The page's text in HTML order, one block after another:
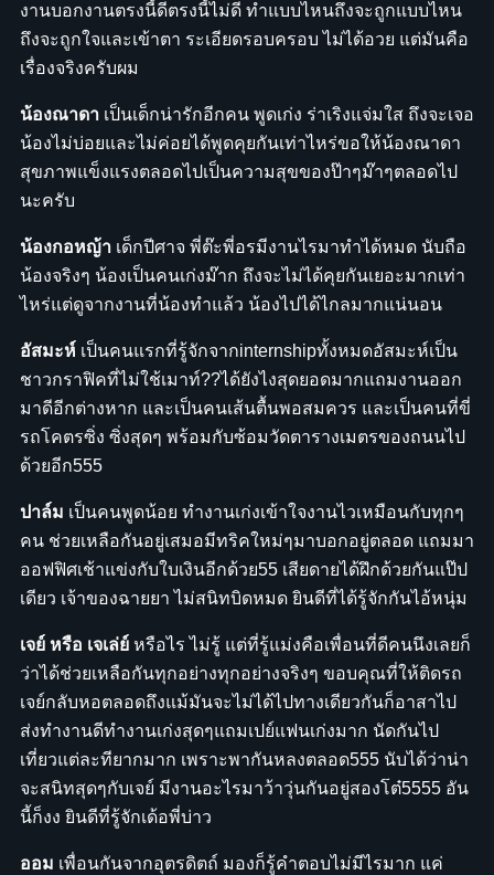
งานบอกงานตรงนี้ดีตรงนี้ไม่ดี ทำแบบไหนถึงจะถูกแบบไหน
ถึงจะถูกใจและเข้าตา ระเอียดรอบครอบ ไม่ได้อวย แต่มันคือ
เรื่องจริงครับผม
น้องณาดา เป็นเด็กน่ารักอีกคน พูดเก่ง ร่าเริงแจ่มใส ถึงจะเจอ
น้องไม่บ่อยและไม่ค่อยได้พูดคุยกันเท่าไหร่ขอให้น้องณาดา
สุขภาพแข็งแรงตลอดไปเป็นความสุขของป๊าๆม๊าๆตลอดไป
นะครับ
น้องกอหญ้า เด็กปีศาจ พี่ต๊ะพี่อรมีงานไรมาทำได้หมด นับถือ
น้องจริงๆ น้องเป็นคนเก่งม๊าก ถึงจะไม่ได้คุยกันเยอะมากเท่า
ไหร่แต่ดูจากงานที่น้องทำแล้ว น้องไปได้ไกลมากแน่นอน
อัสมะห์ เป็นคนแรกที่รู้จักจากinternshipทั้งหมดอัสมะห์เป็น
ชาวกราฟิคที่ไม่ใช้เมาท์??ได้ยังไงสุดยอดมากแถมงานออก
มาดีอีกต่างหาก และเป็นคนเส้นตื้นพอสมควร และเป็นคนที่ขี่
รถโคตรซิ่ง ซิ่งสุดๆ พร้อมกับซ้อมวัดตารางเมตรของถนนไป
ด้วยอีก555
ปาล์ม เป็นคนพูดน้อย ทำงานเก่งเข้าใจงานไวเหมือนกับทุกๆ
คน ช่วยเหลือกันอยู่เสมอมีทริคใหม่ๆมาบอกอยู่ตลอด แถมมา
ออฟฟิศเช้าแข่งกับใบเงินอีกด้วย55 เสียดายได้ฝึกด้วยกันแป๊ป
เดียว เจ้าของฉายยา ไม่สนิทบิดหมด ยินดีที่ได้รู้จักกันไอ้หนุ่ม
เจย์ หรือ เจเล่ย์ หรือไร ไม่รู้ แต่ที่รู้แม่งคือเพื่อนที่ดีคนนึงเลยก็
ว่าได้ช่วยเหลือกันทุกอย่างทุกอย่างจริงๆ ขอบคุณที่ให้ติดรถ
เจย์กลับหอตลอดถึงแม้มันจะไม่ได้ไปทางเดียวกันก็อาสาไป
ส่งทำงานดีทำงานเก่งสุดๆแถมเปย์แฟนเก่งมาก นัดกันไป
เที่ยวแต่ละทียากมาก เพราะพากันหลงตลอด555 นับได้ว่าน่า
จะสนิทสุดๆกับเจย์ มีงานอะไรมาว้าวุ่นกันอยู่สองโต๋5555 อัน
นี้ก็งง ยินดีที่รู้จักเด้อพี่บ่าว
ออม เพื่อนกันจากอุตรดิตถ์ มองก็รู้คำตอบไม่มีไรมาก แค่